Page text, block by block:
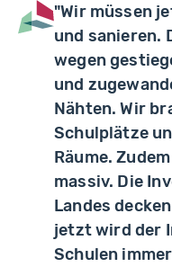
"Wir müssen
und sanieren.
wegen
und
Nähten. Wir
Schulplätze
Räume.
massiv. Die
Landes
jetzt wird der
Schulen